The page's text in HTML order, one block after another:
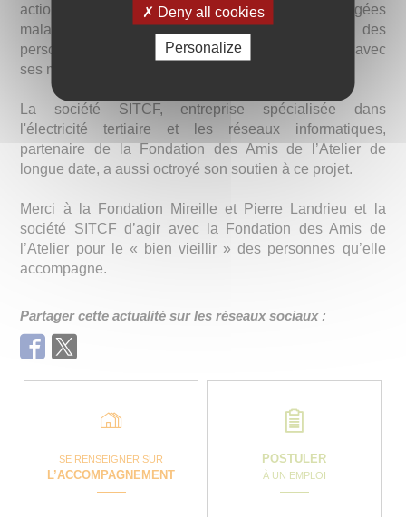
actions contribuant au mieux-être des personnes âgées
malades, en fin de vie, en soins palliatifs ou des
personnes en situation de handicap. En adéquation avec
ses missions, elle a souhaité contribuer à ce projet.
La société SITCF, entreprise spécialisée dans
l'électricité tertiaire et les réseaux informatiques,
partenaire de la Fondation des Amis de l’Atelier de
longue date, a aussi octroyé son soutien à ce projet.
Merci à la Fondation Mireille et Pierre Landrieu et la
société SITCF d’agir avec la Fondation des Amis de
l’Atelier pour le « bien vieillir » des personnes qu’elle
accompagne.
Partager cette actualité sur les réseaux sociaux :
Facebook
SE RENSEIGNER SUR
L’ACCOMPAGNEMENT
POSTULER
À UN EMPLOI
Deny all cookies
Personalize